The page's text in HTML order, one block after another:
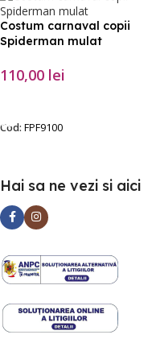
Costum carnaval copii
Spiderman mulat
110,00 lei
Cod: FPF9100
Hai sa ne vezi si aici